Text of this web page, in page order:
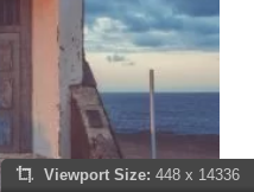
Viewport Size: 448 x 14336